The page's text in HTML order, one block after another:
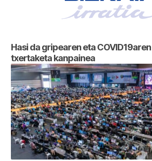
Hasi da gripearen eta
txertaketa kanpainea